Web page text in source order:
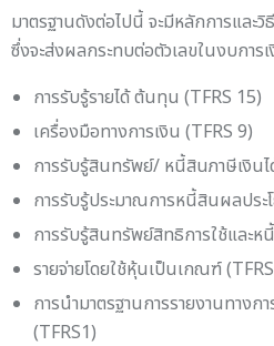
มาตรฐานดังต่อไปนี้ จะมีหลักการและ
ซึ่งจะส่งผลกระทบต่อตัวเลขในงบการ
การรับรู้รายได้ ต้นทุน (TFRS 15)
เครื่องมือทางการเงิน (TFRS 9)
การรับรู้สินทรัพย์/ หนี้สินภาษีเงิน
การรับรู้ประมาณการหนี้สินผลปร
การรับรู้สินทรัพย์สิทธิการใช้และ
รายจ่ายโดยใช้หุ้นเป็นเกณฑ์
การนำมาตรฐานการรายงานทางก
(TFRS1)